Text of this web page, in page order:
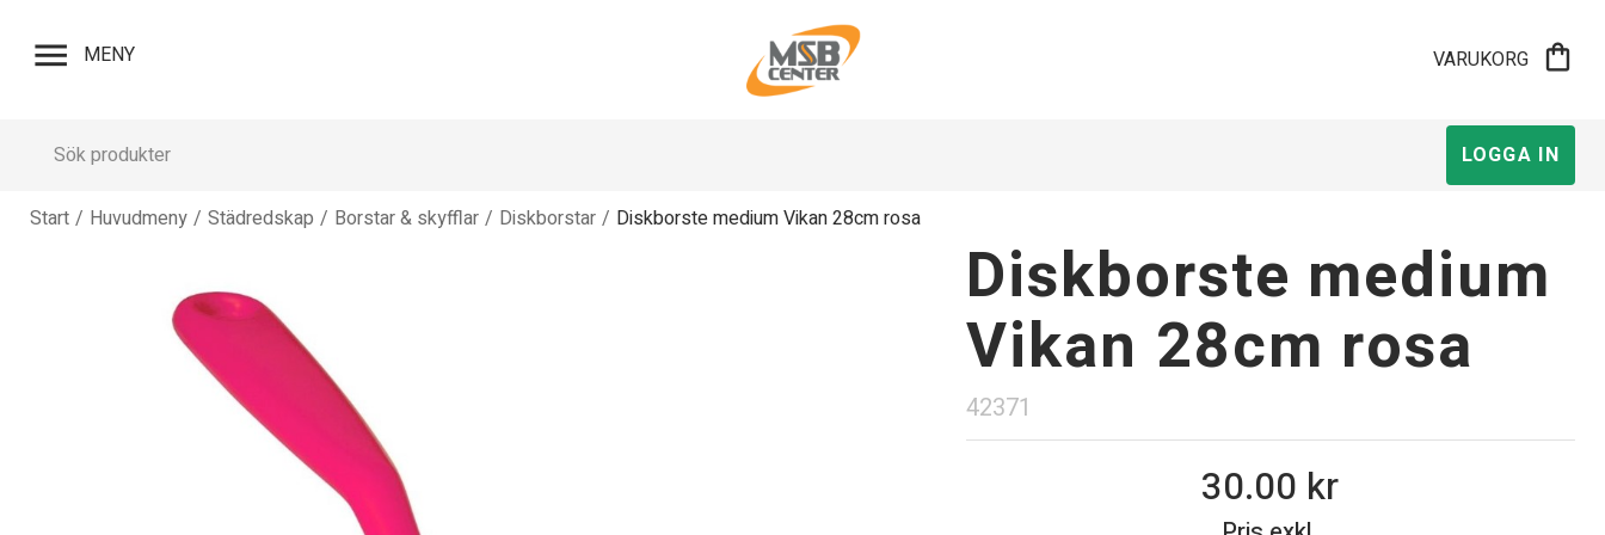
menu MENY VARUKORG shopping_bag
LOGGA IN
Start / Huvudmeny / Städredskap / Borstar & skyfflar / Diskborstar / Diskborste medium Vikan 28cm rosa
Diskborste medium
Vikan 28cm rosa
42371
30.00